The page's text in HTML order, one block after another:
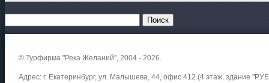
© Турфирма "Река Желаний", 2004 - 2026.
Адрес: г. Екатеринбург, ул. Малышева, 44, офис 412 (4 этаж, здание